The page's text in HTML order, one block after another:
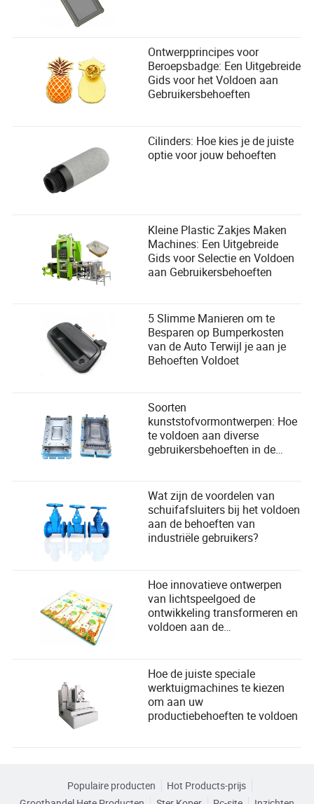
Ontwerpprincipes voor
Beroepsbadge: Een Uitgebreide
Gids voor het Voldoen aan
Gebruikersbehoeften
Cilinders: Hoe kies je de juiste
optie voor jouw behoeften
Kleine Plastic Zakjes Maken
Machines: Een Uitgebreide
Gids voor Selectie en Voldoen
aan Gebruikersbehoeften
5 Slimme Manieren om te
Besparen op Bumperkosten
van de Auto Terwijl je aan je
Behoeften Voldoet
Soorten
kunststofvormontwerpen: Hoe
te voldoen aan diverse
gebruikersbehoeften in de
Wat zijn de voordelen van
schuifafsluiters bij het voldoen
aan de behoeften van
industriële gebruikers?
Hoe innovatieve ontwerpen
van lichtspeelgoed de
ontwikkeling transformeren en
voldoen aan de
Hoe de juiste speciale
werktuigmachines te kiezen
om aan uw
productiebehoeften te voldoen
Populaire producten
Hot Products-prijs